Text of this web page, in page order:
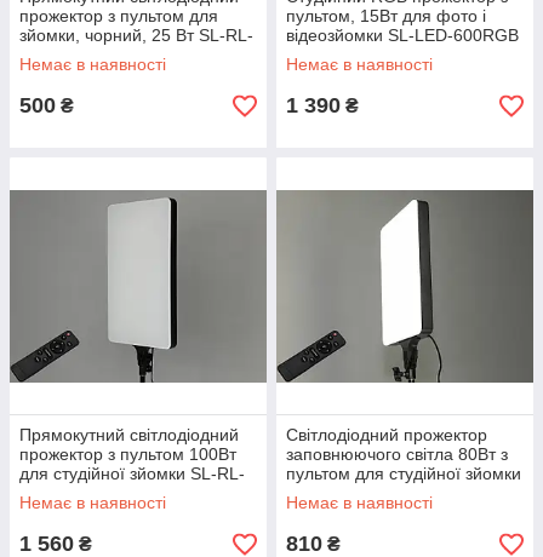
прожектор з пультом для
зйомки, чорний, 25 Вт SL-RL-
11
Немає в наявності
500 ₴
пультом, 15Вт для фото і
відеозйомки SL-LED-600RGB
Немає в наявності
1 390 ₴
Прямокутний світлодіодний
прожектор з пультом 100Вт
для студійної зйомки SL-RL-
24
Немає в наявності
1 560 ₴
Світлодіодний прожектор
заповнюючого світла 80Вт з
пультом для студійної зйомки
SL-RL-16
Немає в наявності
810 ₴